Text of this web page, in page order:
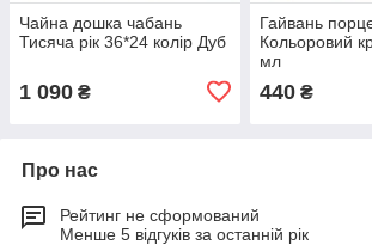
Чайна дошка чабань
Тисяча рік 36*24 колір Дуб
1 090 ₴
Гайвань
Кольоровий
мл
440₴
Про нас
Рейтинг не сформований
Менше 5 відгуків за останній рік